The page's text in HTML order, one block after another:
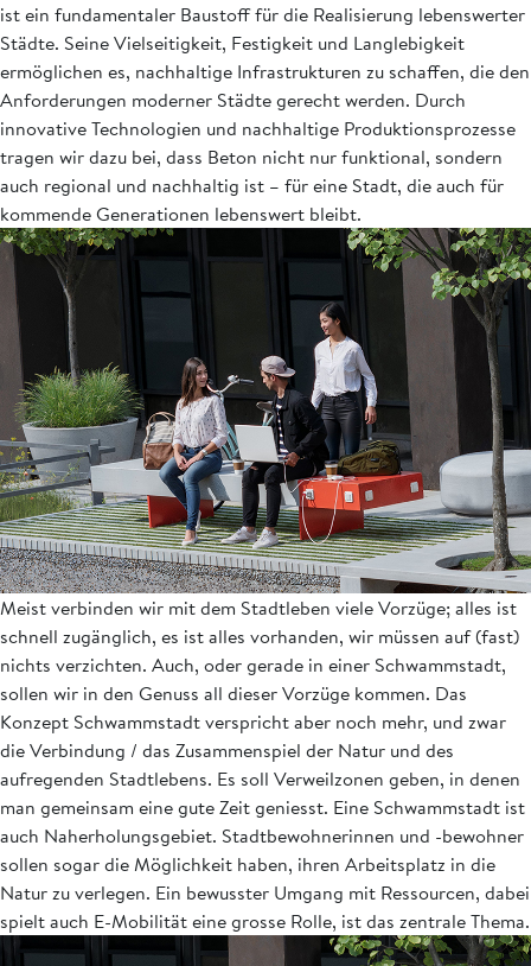
ist ein fundamentaler Baustoff für die Realisierung lebenswerter
Städte. Seine Vielseitigkeit, Festigkeit und Langlebigkeit
ermöglichen es, nachhaltige Infrastrukturen zu schaffen, die den
Anforderungen moderner Städte gerecht werden. Durch
innovative Technologien und nachhaltige Produktionsprozesse
tragen wir dazu bei, dass Beton nicht nur funktional, sondern
auch regional und nachhaltig ist – für eine Stadt, die auch für
kommende Generationen lebenswert bleibt.
Meist verbinden wir mit dem Stadtleben viele Vorzüge; alles ist
schnell zugänglich, es ist alles vorhanden, wir müssen auf (fast)
nichts verzichten. Auch, oder gerade in einer Schwammstadt,
sollen wir in den Genuss all dieser Vorzüge kommen. Das
Konzept Schwammstadt verspricht aber noch mehr, und zwar
die Verbindung / das Zusammenspiel der Natur und des
aufregenden Stadtlebens. Es soll Verweilzonen geben, in denen
man gemeinsam eine gute Zeit geniesst. Eine Schwammstadt ist
auch Naherholungsgebiet. Stadtbewohnerinnen und -bewohner
sollen sogar die Möglichkeit haben, ihren Arbeitsplatz in die
Natur zu verlegen. Ein bewusster Umgang mit Ressourcen, dabei
spielt auch E-Mobilität eine grosse Rolle, ist das zentrale Thema.